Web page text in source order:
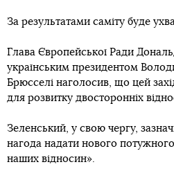
За результатами саміту буде
Глава Європейської Ради
українським президентом
Брюсселі наголосив, що цей
для розвитку двосторонніх
Зеленський, у свою чергу,
нагода надати нового
наших відносин».